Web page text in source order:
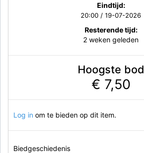
Eindtijd:
20:00 / 19-07-2026
Resterende tijd:
2 weken geleden
Hoogste bod
€ 7,50
Log in om te bieden op dit item.
Biedgeschiedenis